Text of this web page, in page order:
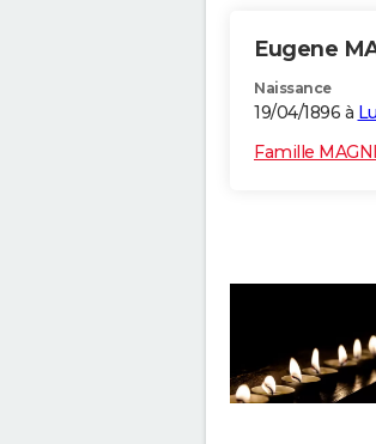
Eugene
Naissance
19/04/1896 à
Famille